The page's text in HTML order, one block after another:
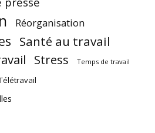
Réorganisation
Santé au travail
Stress Temps de travail